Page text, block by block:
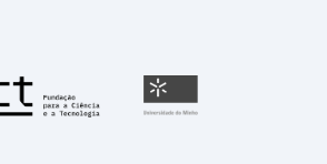
Fundação para a